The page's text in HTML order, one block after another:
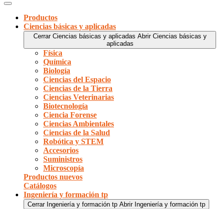
Productos
Ciencias básicas y aplicadas
Cerrar Ciencias básicas y aplicadas Abrir Ciencias básicas y
aplicadas
Física
Química
Biología
Ciencias del Espacio
Ciencias de la Tierra
Ciencias Veterinarias
Biotecnología
Ciencia Forense
Ciencias Ambientales
Ciencias de la Salud
Robótica y STEM
Accesorios
Suministros
Microscopía
Productos nuevos
Catálogos
Ingeniería y formación tp
Cerrar Ingeniería y formación tp Abrir Ingeniería y formación tp